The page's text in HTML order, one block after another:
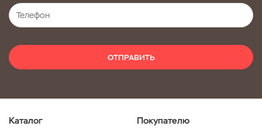
ОТПРАВИТЬ
Каталог Покупателю